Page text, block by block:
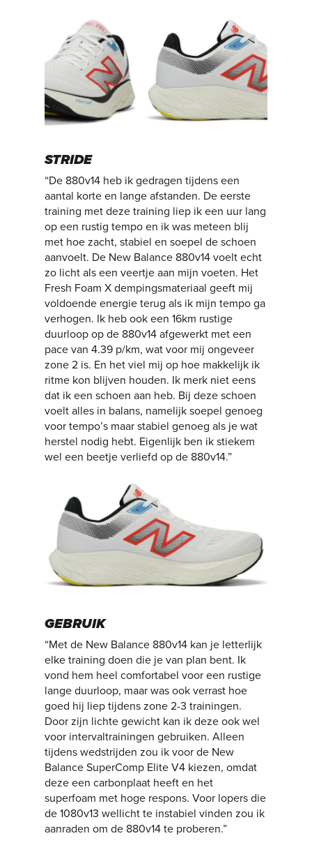
STRIDE
“De 880v14 heb ik gedragen tijdens een
aantal korte en lange afstanden. De eerste
training met deze training liep ik een uur lang
op een rustig tempo en ik was meteen blij
met hoe zacht, stabiel en soepel de schoen
aanvoelt. De New Balance 880v14 voelt echt
zo licht als een veertje aan mijn voeten. Het
Fresh Foam X dempingsmateriaal geeft mij
voldoende energie terug als ik mijn tempo ga
verhogen. Ik heb ook een 16km rustige
duurloop op de 880v14 afgewerkt met een
pace van 4.39 p/km, wat voor mij ongeveer
zone 2 is. En het viel mij op hoe makkelijk ik
ritme kon blijven houden. Ik merk niet eens
dat ik een schoen aan heb. Bij deze schoen
voelt alles in balans, namelijk soepel genoeg
voor tempo’s maar stabiel genoeg als je wat
herstel nodig hebt. Eigenlijk ben ik stiekem
wel een beetje verliefd op de 880v14.”
GEBRUIK
“Met de New Balance 880v14 kan je letterlijk
elke training doen die je van plan bent. Ik
vond hem heel comfortabel voor een rustige
lange duurloop, maar was ook verrast hoe
goed hij liep tijdens zone 2-3 trainingen.
Door zijn lichte gewicht kan ik deze ook wel
voor intervaltrainingen gebruiken. Alleen
tijdens wedstrijden zou ik voor de New
Balance SuperComp Elite V4 kiezen, omdat
deze een carbonplaat heeft en het
superfoam met hoge respons. Voor lopers die
de 1080v13 wellicht te instabiel vinden zou ik
aanraden om de 880v14 te proberen.”